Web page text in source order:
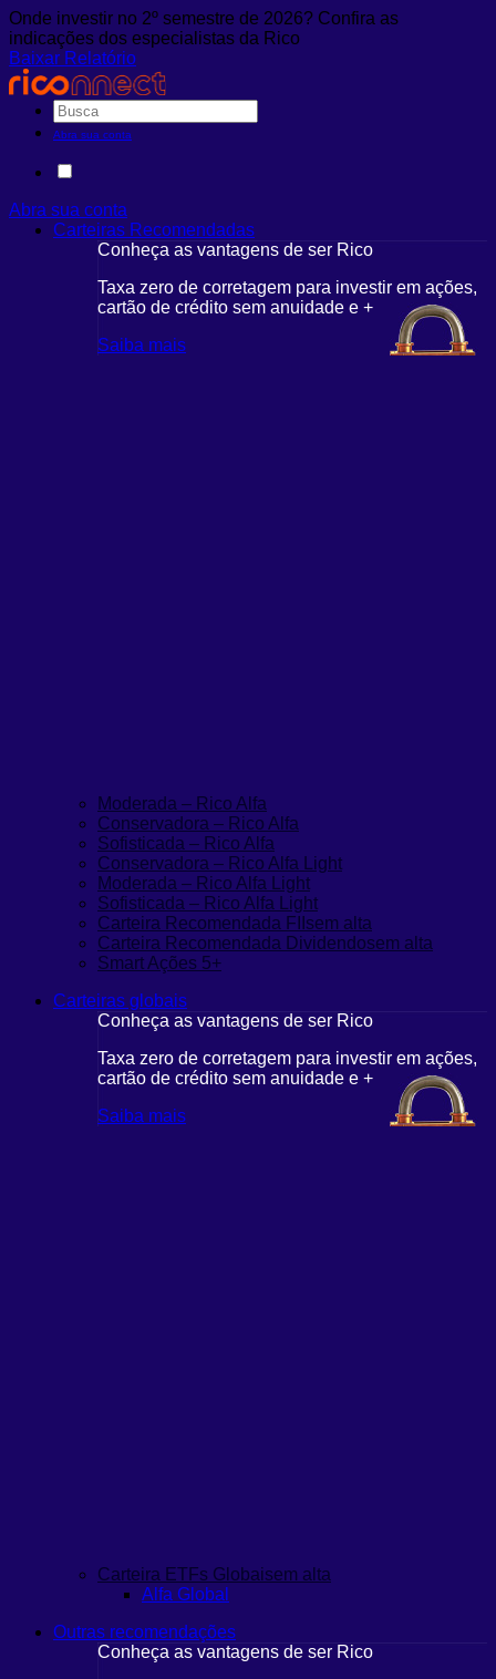
Onde investir no 2º semestre de 2026? Confira as
indicações dos especialistas da Rico
Baixar Relatório
Abra sua conta
Abra sua conta
Carteiras Recomendadas
Conheça as vantagens de ser Rico
Taxa zero de corretagem para investir em ações,
cartão de crédito sem anuidade e +
Saiba mais
Moderada – Rico Alfa
Conservadora – Rico Alfa
Sofisticada – Rico Alfa
Conservadora – Rico Alfa Light
Moderada – Rico Alfa Light
Sofisticada – Rico Alfa Light
Carteira Recomendada FIIsem alta
Carteira Recomendada Dividendosem alta
Smart Ações 5+
Carteiras globais
Conheça as vantagens de ser Rico
Taxa zero de corretagem para investir em ações,
cartão de crédito sem anuidade e +
Saiba mais
Carteira ETFs Globaisem alta
Alfa Global
Outras recomendações
Conheça as vantagens de ser Rico